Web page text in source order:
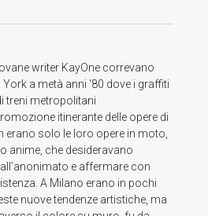
writer KayOne correvano
a metà anni ‘80 dove i graffiti
treni metropolitani
itinerante delle opere di
erano solo le loro opere in moto,
anime, che desideravano
e affermare con
A Milano erano in pochi
nuove tendenze artistiche, ma